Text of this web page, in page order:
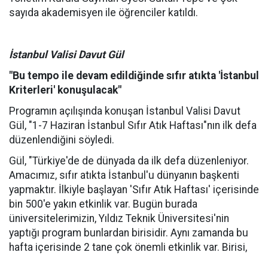
sayıda akademisyen ile öğrenciler katıldı.
İstanbul Valisi Davut Gül
"Bu tempo ile devam edildiğinde sıfır atıkta 'İstanbul
Kriterleri' konuşulacak"
Programın açılışında konuşan İstanbul Valisi Davut
Gül, "1-7 Haziran İstanbul Sıfır Atık Haftası"nın ilk defa
düzenlendiğini söyledi.
Gül, "Türkiye'de de dünyada da ilk defa düzenleniyor.
Amacımız, sıfır atıkta İstanbul'u dünyanın başkenti
yapmaktır. İlkiyle başlayan 'Sıfır Atık Haftası' içerisinde
bin 500'e yakın etkinlik var. Bugün burada
üniversitelerimizin, Yıldız Teknik Üniversitesi'nin
yaptığı program bunlardan birisidir. Aynı zamanda bu
hafta içerisinde 2 tane çok önemli etkinlik var. Birisi,